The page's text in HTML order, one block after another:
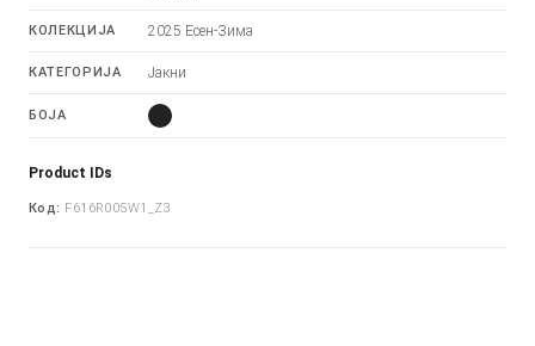
КОЛЕКЦИЈА 2025 Есен-Зима
КАТЕГОРИЈА Јакни
БОЈА
Product IDs
Код: F616R005W1_Z3